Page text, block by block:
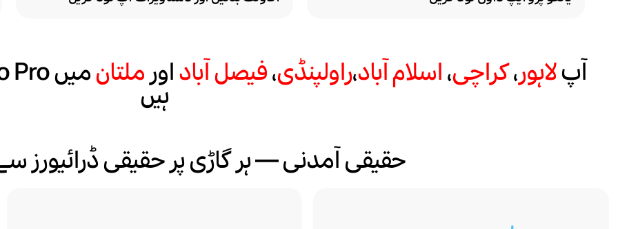
آپلاہور،کراچی، اسلام آباد،راولپنڈی، فیصل آباد اور ملتان
ہیں
حقیقی آمدنی — ہر گاڑی پر حقیقی ڈرائیورز